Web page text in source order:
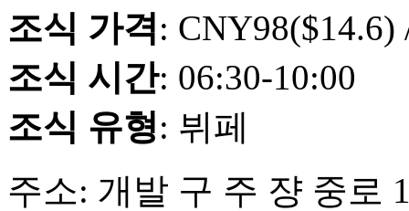
조식 가격: CNY98($14.6)
조식 시간: 06:30-10:00
조식 유형: 뷔페
주소: 개발 구 주 쟝 중로